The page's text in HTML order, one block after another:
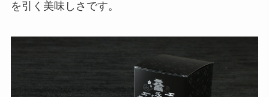
を引く美味しさです。